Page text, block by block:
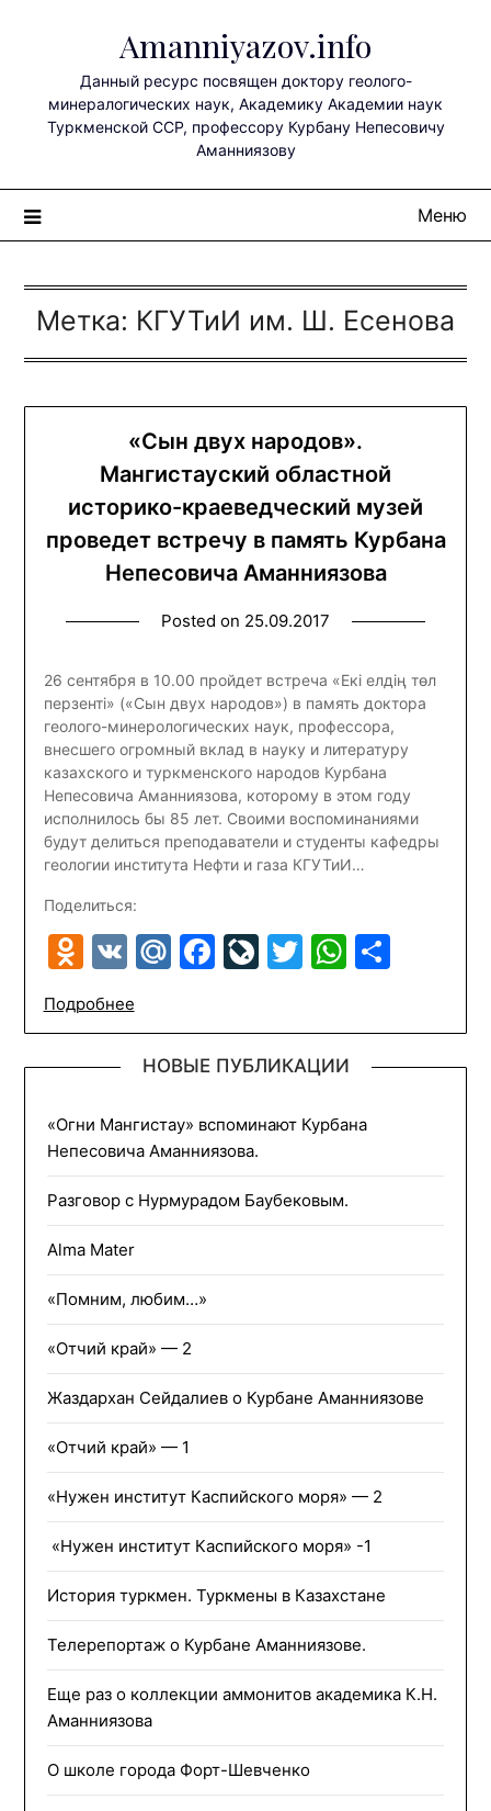
содержимому
Amanniyazov.info
Данный ресурс посвящен доктору геолого-
минералогических наук, Академику Академии наук
Туркменской ССР, профессору Курбану Непесовичу
Аманниязову
Меню
Метка: КГУТиИ им. Ш. Есенова
«Сын двух народов».
Мангистауский областной
историко-краеведческий музей
проведет встречу в память Курбана
Непесовича Аманниязова
Posted on 25.09.2017
26 сентября в 10.00 пройдет встреча «Екі елдің төл
перзенті» («Сын двух народов») в память доктора
геолого-минерологических наук, профессора,
внесшего огромный вклад в науку и литературу
казахского и туркменского народов Курбана
Непесовича Аманниязова, которому в этом году
исполнилось бы 85 лет. Своими воспоминаниями
будут делиться преподаватели и студенты кафедры
геологии института Нефти и газа КГУТиИ…
Поделиться:
Odnoklassniki
VKMail.Ru
Facebook
LiveJournal
Twitter
Подробнее
НОВЫЕ ПУБЛИКАЦИИ
«Огни Мангистау» вспоминают Курбана
Непесовича Аманниязова.
Разговор с Нурмурадом Баубековым.
Alma Mater
«Помним, любим…»
«Отчий край» — 2
Жаздархан Сейдалиев о Курбане Аманниязове
«Отчий край» — 1
«Нужен институт Каспийского моря» — 2
«Нужен институт Каспийского моря» -1
История туркмен. Туркмены в Казахстане
Телерепортаж о Курбане Аманниязове.
Еще раз о коллекции аммонитов академика К.Н.
Аманниязова
О школе города Форт-Шевченко